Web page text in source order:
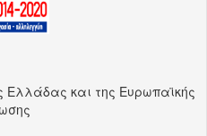
Ελλάδας και της Ευρωπαϊκής